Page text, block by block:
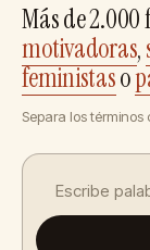
Más de
motivadoras,
feministaso
Separa los